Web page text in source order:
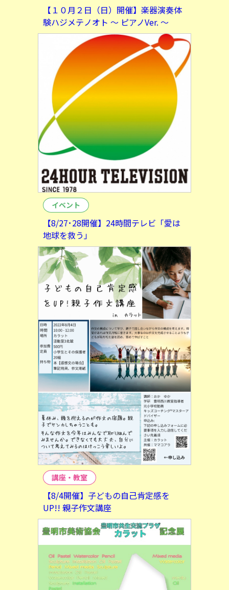
【１０月２日（日）開催】楽器演奏体
験ハジメテノオト ～ ピアノVer. ～
イベント
【8/27･28開催】24時間テレビ「愛は
地球を救う」
講座・教室
【8/4開催】子どもの自己肯定感を
UP!! 親子作文講座